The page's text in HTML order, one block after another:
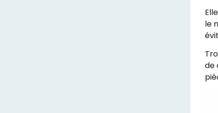
le
de